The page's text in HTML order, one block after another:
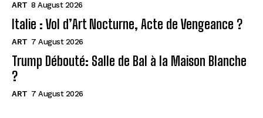
ART 8 August 2026
Italie : Vol d’Art Nocturne, Acte de Vengeance ?
ART 7 August 2026
Trump Débouté: Salle de Bal à la Maison Blanche
?
ART 7 August 2026